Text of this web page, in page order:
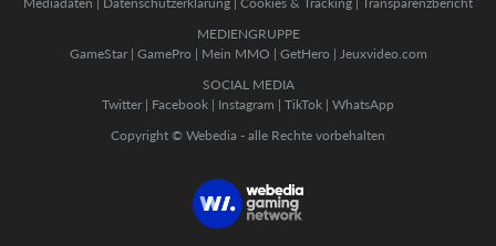
MEDIENGRUPPE
GameStar| GamePro | Mein MMO | GetHero | Jeuxvideo.com
SOCIAL MEDIA
Twitter | Facebook | Instagram | TikTok | WhatsApp
Copyright © Webedia - alle Rechte vorbehalten